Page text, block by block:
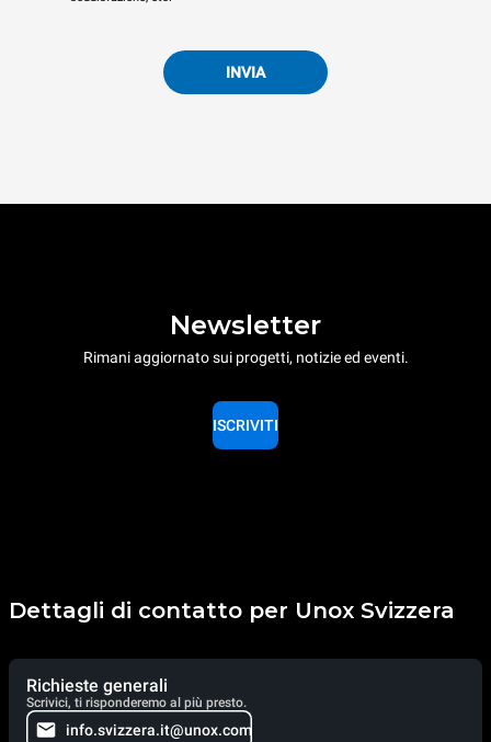
INVIA
Newsletter
Rimani aggiornato sui progetti, notizie ed eventi.
ISCRIVITI
Dettagli di contatto per Unox Svizzera
Richieste generali
Scrivici, ti risponderemo al più presto.
info.svizzera.it@unox.com